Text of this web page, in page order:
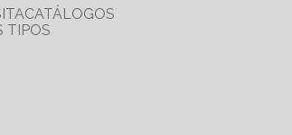
CATÁLOGOS
TIPOS